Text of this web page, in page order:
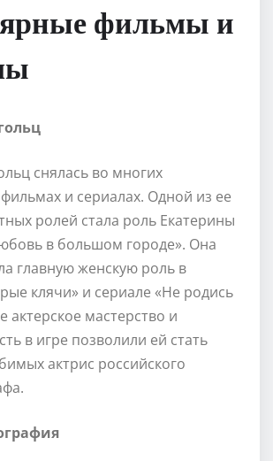
фильмы и
снялась во многих
и сериалах. Одной из ее
ролей стала роль Екатерины
в большом городе». Она
главную женскую роль в
клячи» и сериале «Не родись
актерское мастерство и
в игре позволили ей стать
актрис российского